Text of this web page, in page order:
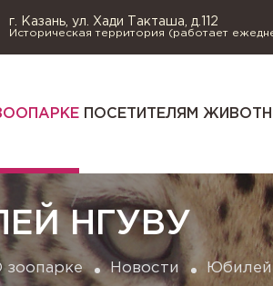
г. Казань, ул. Хади Такташа, д.112
Историческая территория (работает
ПОСЕТИТЕЛЯМ
НГУВУ
зоопарке Новости Юбилей